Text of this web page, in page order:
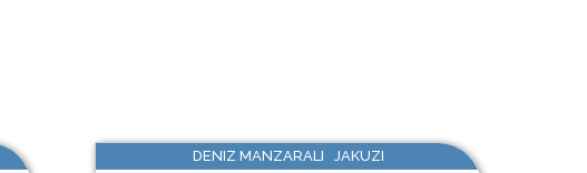
DENIZ MANZARALI JAKUZI